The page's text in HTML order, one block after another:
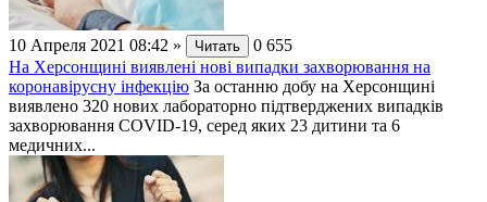
10 Апреля 2021 08:42 » Читать 0 655
На Херсонщині виявлені нові випадки захворювання на
коронавірусну інфекцію За останню добу на Херсонщині
виявлено 320 нових лабораторно підтверджених випадків
захворювання СОVID-19, серед яких 23 дитини та 6
медичних...